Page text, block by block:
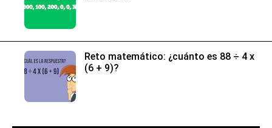
Reto matemático: ¿cuánto es 88 ÷ 4 x
(6 + 9)?